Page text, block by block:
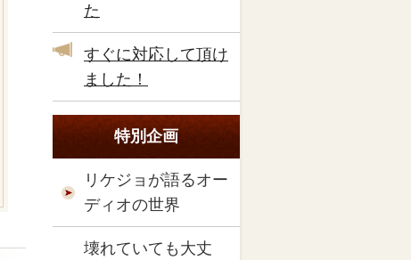
た
すぐに対応して頂け
ました！
特別企画
リケジョが語るオー
ディオの世界
壊れていても大丈